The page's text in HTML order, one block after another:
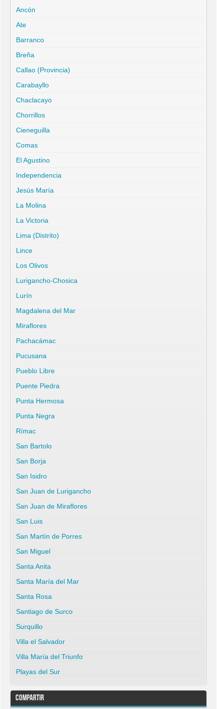
Ancón
Ate
Barranco
Breña
Callao (Provincia)
Carabayllo
Chaclacayo
Chorrillos
Cieneguilla
Comas
El Agustino
Independencia
Jesús María
La Molina
La Victoria
Lima (Distrito)
Lince
Los Olivos
Lurigancho-Chosica
Lurín
Magdalena del Mar
Miraflores
Pachacámac
Pucusana
Pueblo Libre
Puente Piedra
Punta Hermosa
Punta Negra
Rímac
San Bartolo
San Borja
San Isidro
San Juan de Lurigancho
San Juan de Miraflores
San Luis
San Martín de Porres
San Miguel
Santa Anita
Santa María del Mar
Santa Rosa
Santiago de Surco
Surquillo
Villa el Salvador
Villa María del Triunfo
Playas del Sur
Compartir